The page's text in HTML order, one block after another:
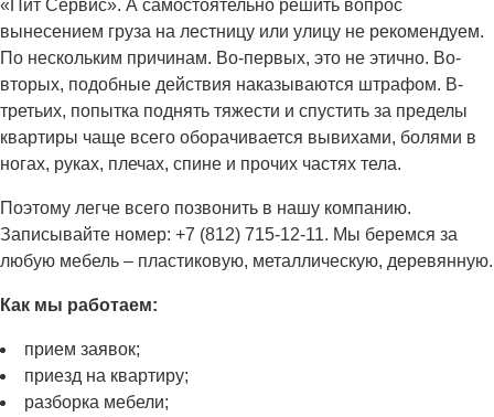
«Пит Сервис». А самостоятельно решить вопрос
вынесением груза на лестницу или улицу не рекомендуем.
По нескольким причинам. Во-первых, это не этично. Во-
вторых, подобные действия наказываются штрафом. В-
третьих, попытка поднять тяжести и спустить за пределы
квартиры чаще всего оборачивается вывихами, болями в
ногах, руках, плечах, спине и прочих частях тела.
Поэтому легче всего позвонить в нашу компанию.
Записывайте номер: +7 (812) 715-12-11. Мы беремся за
любую мебель – пластиковую, металлическую, деревянную.
Как мы работаем:
прием заявок;
приезд на квартиру;
разборка мебели;